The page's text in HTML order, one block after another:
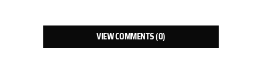
VIEW COMMENTS (0)